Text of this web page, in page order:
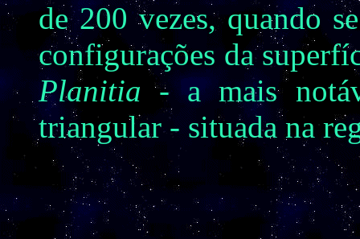
de 200 vezes, quando
configurações da
Planitia -a mais
triangular - situada na